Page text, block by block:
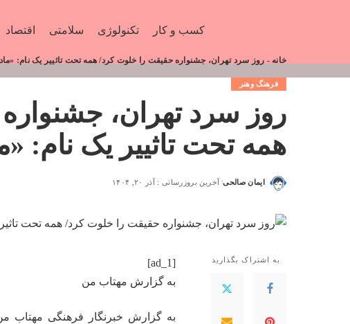
کسب و کار تکنولوژی سلامتی اقتصاد
خانه - روز سرد تهران، جشنواره حقیقت را خلوت کرد/ همه تحت تاثییر یک نام:
فرهنگ وهنر
روز سرد تهران،
همه تحت تاثییر یک نام:
ایمان صالحی آخرین بروزرسانی : آذر ۲۰, ۱۴۰۴
به اشتراک بگذارید
[ad_1]
به گزارش مهتاب من
به گزارش خبرنگار فرهنگی مهتاب